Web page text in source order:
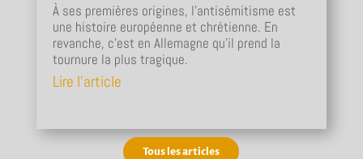
À ses premières origines, l'antisémitisme est
une histoire européenne et chrétienne. En
revanche, c'est en Allemagne qu'il prend la
tournure la plus tragique.
Lire l'article
Tous les articles